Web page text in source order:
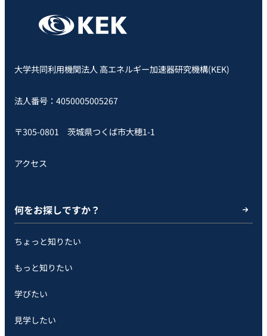
大学共同利用機関法人 高エネルギー加速器研究機構(KEK)
法人番号：4050005005267
〒305-0801 茨城県つくば市大穂1-1
アクセス
何をお探しですか？
ちょっと知りたい
もっと知りたい
学びたい
見学したい